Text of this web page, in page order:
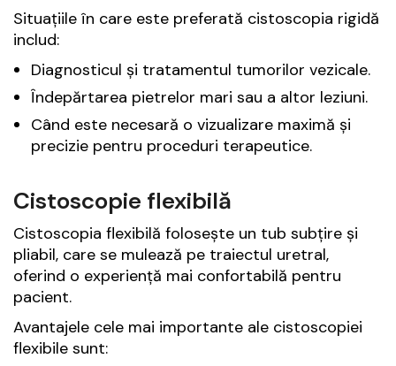
Situațiile în care este preferată cistoscopia rigidă
includ:
Diagnosticul și tratamentul tumorilor vezicale.
Îndepărtarea pietrelor mari sau a altor leziuni.
Când este necesară o vizualizare maximă și
precizie pentru proceduri terapeutice.
Cistoscopie flexibilă
Cistoscopia flexibilă folosește un tub subțire și
pliabil, care se mulează pe traiectul uretral,
oferind o experiență mai confortabilă pentru
pacient.
Avantajele cele mai importante ale cistoscopiei
flexibile sunt: